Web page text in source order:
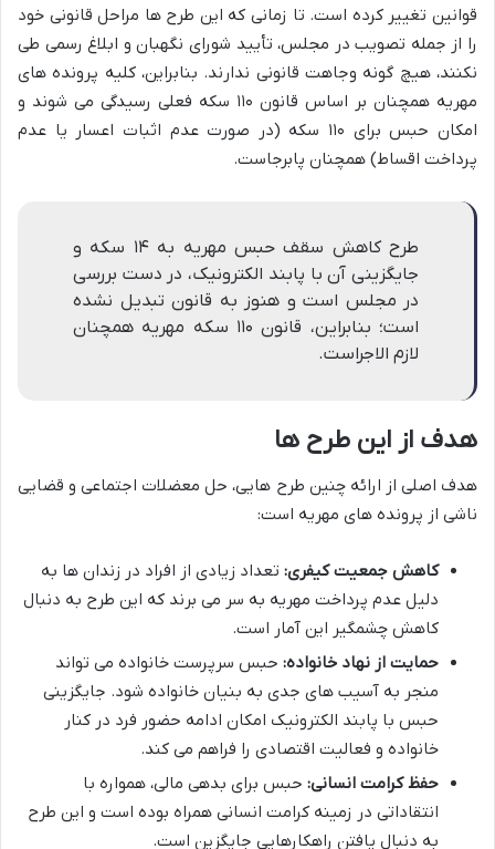
قوانین تغییر کرده است. تا زمانی که این طرح ها مراحل قانونی خود
را از جمله تصویب در مجلس، تأیید شورای نگهبان و ابلاغ رسمی طی
نکنند، هیچ گونه وجاهت قانونی ندارند. بنابراین، کلیه پرونده های
مهریه همچنان بر اساس قانون ۱۱۰ سکه فعلی رسیدگی می شوند و
امکان حبس برای ۱۱۰ سکه (در صورت عدم اثبات اعسار یا عدم
پرداخت اقساط) همچنان پابرجاست.
طرح کاهش سقف حبس مهریه به ۱۴ سکه و
جایگزینی آن با پابند الکترونیک، در دست بررسی
در مجلس است و هنوز به قانون تبدیل نشده
است؛ بنابراین، قانون ۱۱۰ سکه مهریه همچنان
لازم الاجراست.
هدف از این طرح ها
هدف اصلی از ارائه چنین طرح هایی، حل معضلات اجتماعی و قضایی
ناشی از پرونده های مهریه است:
کاهش جمعیت کیفری: تعداد زیادی از افراد در زندان ها به
دلیل عدم پرداخت مهریه به سر می برند که این طرح به دنبال
کاهش چشمگیر این آمار است.
حمایت از نهاد خانواده: حبس سرپرست خانواده می تواند
منجر به آسیب های جدی به بنیان خانواده شود. جایگزینی
حبس با پابند الکترونیک امکان ادامه حضور فرد در کنار
خانواده و فعالیت اقتصادی را فراهم می کند.
حفظ کرامت انسانی: حبس برای بدهی مالی، همواره با
انتقاداتی در زمینه کرامت انسانی همراه بوده است و این طرح
به دنبال یافتن راهکارهایی جایگزین است.